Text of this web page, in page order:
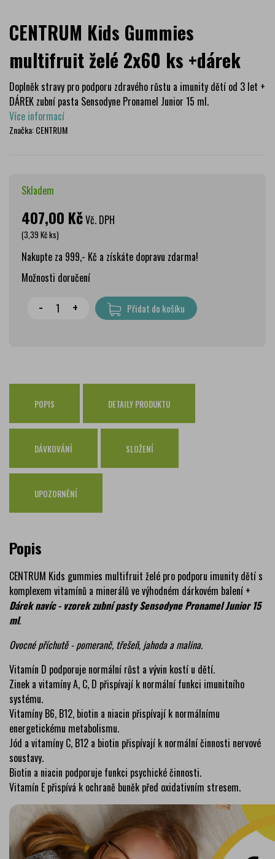
CENTRUM Kids Gummies
multifruit želé 2x60 ks +dárek
Doplněk stravy pro podporu zdravého růstu a imunity dětí od 3 let +
DÁREK zubní pasta Sensodyne Pronamel Junior 15 ml.
Více informací
Značka:CENTRUM
Skladem
407,00 KčVč. DPH
(3,39 Kč ks)
Nakupte za 999,- Kč a získáte dopravu zdarma!
Možnosti doručení
Wolt doprava
zdarma
79 Kč
Osobní odběr Pražákova
zdarma
Osobní odběr Kounicova
Česká pošta
zdarma
PPL
GLS
zdarma
- + Přidat do košíku
POPIS DETAILY PRODUKTU
DÁVKOVÁNÍ SLOŽENÍ
UPOZORNĚNÍ
Popis
CENTRUM Kids gummies multifruit želé pro podporu imunity dětí s
komplexem vitamínů a minerálů ve výhodném dárkovém balení +
Dárek navíc - vzorek zubní pasty Sensodyne Pronamel Junior 15
ml.
Ovocné příchutě - pomeranč, třešeň, jahoda a malina.
Vitamín D podporuje normální růst a vývin kostí u dětí.
Zinek a vitamíny A, C, D přispívají k normální funkci imunitního
systému.
Vitamíny B6, B12, biotin a niacin přispívají k normálnímu
energetickému metabolismu.
Jód a vitamíny C, B12 a biotin přispívají k normální činnosti nervové
soustavy.
Biotin a niacin podporuje funkci psychické činnosti.
Vitamín E přispívá k ochraně buněk před oxidativním stresem.